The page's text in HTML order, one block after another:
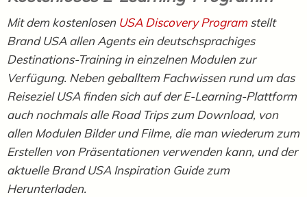
Mit dem kostenlosen USA Discovery Programstellt
Brand USA allen Agents ein deutschsprachiges
Destinations-Training in einzelnen Modulen zur
Verfügung. Neben geballtem Fachwissen rund um das
Reiseziel USA finden sich auf der E-Learning-Plattform
auch nochmals alle Road Trips zum Download, von
allen Modulen Bilder und Filme, die man wiederum zum
Erstellen von Präsentationen verwenden kann, und der
aktuelle Brand USA Inspiration Guide zum
Herunterladen.